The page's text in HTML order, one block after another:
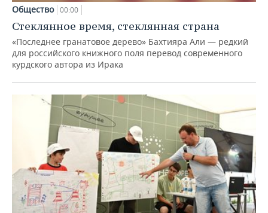
Общество 00:00
Стеклянное время, стеклянная страна
«Последнее гранатовое дерево» Бахтияра Али — редкий
для российского книжного поля перевод современного
курдского автора из Ирака